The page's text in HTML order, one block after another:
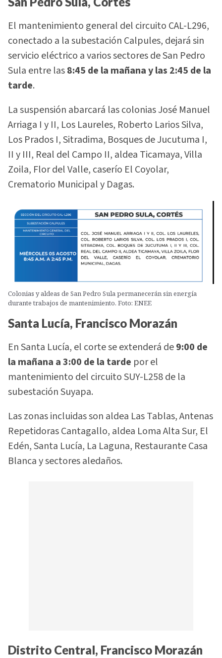
El mantenimiento general del circuito CAL-L296,
conectado a la subestación Calpules, dejará sin
servicio eléctrico a varios sectores de San Pedro
Sula entre las8:45 de la mañana y las 2:45 de la
tarde.
La suspensión abarcará las colonias José Manuel
Arriaga I y II, Los Laureles, Roberto Larios Silva,
Los Prados I, Sitradima, Bosques de Jucutuma I,
II y III, Real del Campo II, aldea Ticamaya, Villa
Zoila, Flor del Valle, caserío El Coyolar,
Crematorio Municipal y Dagas.
Colonias y aldeas de San Pedro Sula permanecerán sin energía
durante trabajos de mantenimiento. Foto: ENEE
Santa Lucía, Francisco Morazán
En Santa Lucía, el corte se extenderá de9:00 de
la mañana a 3:00 de la tarde por el
mantenimiento del circuito SUY-L258 de la
subestación Suyapa.
Las zonas incluidas son aldea Las Tablas, Antenas
Repetidoras Cantagallo, aldea Loma Alta Sur, El
Edén, Santa Lucía, La Laguna, Restaurante Casa
Blanca y sectores aledaños.
Distrito Central, Francisco Morazán